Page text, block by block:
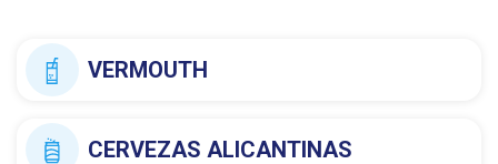
VERMOUTH
CERVEZAS ALICANTINAS